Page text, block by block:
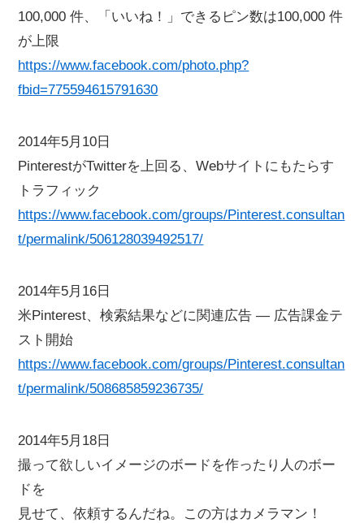
100,000 件、「いいね！」できるピン数は100,000 件
が上限
https://www.facebook.com/photo.php?
fbid=775594615791630
2014年5月10日
PinterestがTwitterを上回る、Webサイトにもたらす
トラフィック
https://www.facebook.com/groups/Pinterest.consultan
t/permalink/506128039492517/
2014年5月16日
米Pinterest、検索結果などに関連広告 ― 広告課金テ
スト開始
https://www.facebook.com/groups/Pinterest.consultan
t/permalink/508685859236735/
2014年5月18日
撮って欲しいイメージのボードを作ったり人のボー
ドを
見せて、依頼するんだね。この方はカメラマン！